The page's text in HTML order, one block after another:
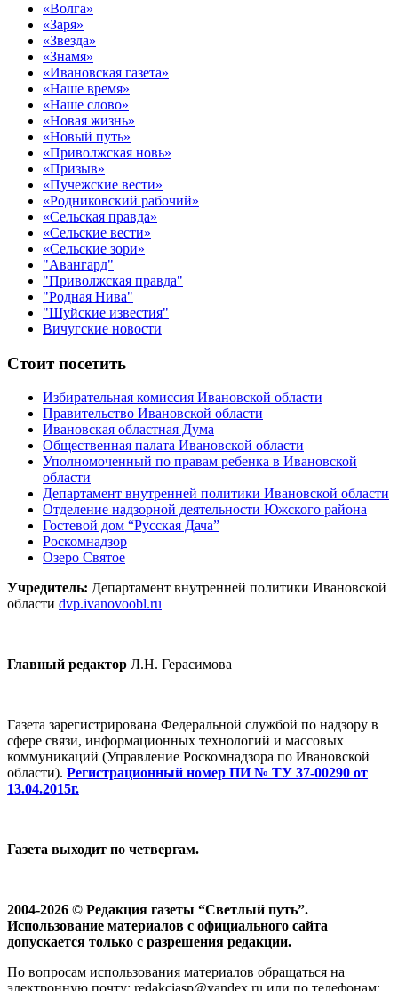
«Волга»
«Заря»
«Звезда»
«Знамя»
«Ивановская газета»
«Наше время»
«Наше слово»
«Новая жизнь»
«Новый путь»
«Приволжская новь»
«Призыв»
«Пучежские вести»
«Родниковский рабочий»
«Сельская правда»
«Сельские вести»
«Сельские зори»
"Авангард"
"Приволжская правда"
"Родная Нива"
"Шуйские известия"
Вичугские новости
Стоит посетить
Избирательная комиссия Ивановской области
Правительство Ивановской области
Ивановская областная Дума
Общественная палата Ивановской области
Уполномоченный по правам ребенка в Ивановской
области
Департамент внутренней политики Ивановской области
Отделение надзорной деятельности Южского района
Гостевой дом “Русская Дача”
Роскомнадзор
Озеро Святое
Учредитель: Департамент внутренней политики Ивановской
области dvp.ivanovoobl.ru
Главный редактор Л.Н. Герасимова
Газета зарегистрирована Федеральной службой по надзору в
сфере связи, информационных технологий и массовых
коммуникаций (Управление Роскомнадзора по Ивановской
области). Регистрационный номер ПИ № ТУ 37-00290 от
13.04.2015г.
Газета выходит по четвергам.
2004-2026 © Редакция газеты “Светлый путь”.
Использование материалов с официального сайта
допускается только с разрешения редакции.
По вопросам использования материалов обращаться на